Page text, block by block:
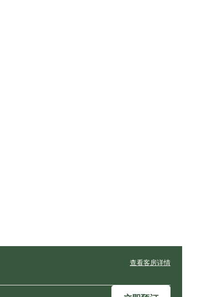
查看客房详情